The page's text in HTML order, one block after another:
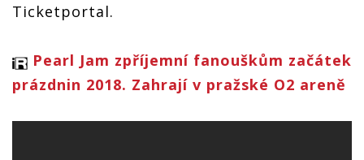
Ticketportal.
Pearl Jam zpříjemní fanouškům začátek
prázdnin 2018. Zahrají v pražské O2 areně